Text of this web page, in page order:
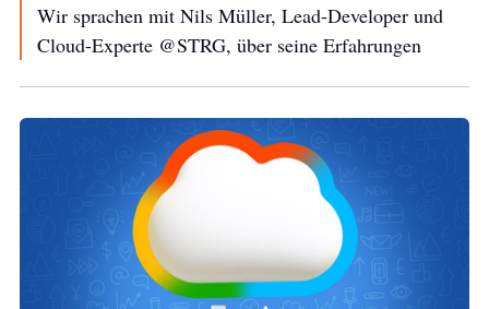
Wir sprachen mit Nils Müller, Lead-Developer und
Cloud-Experte @STRG, über seine Erfahrungen